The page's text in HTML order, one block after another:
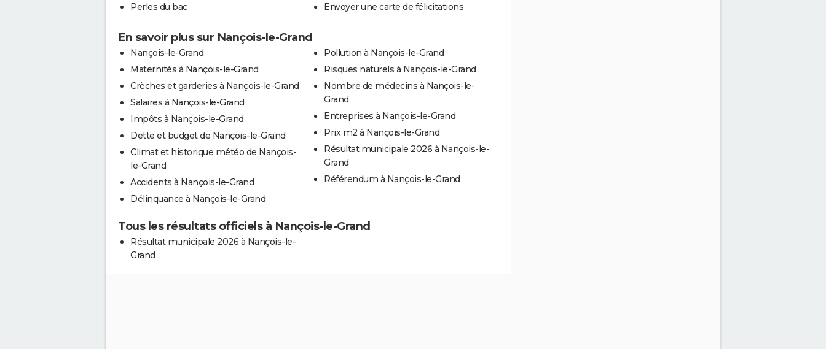
Perles du bac
Envoyer une carte de félicitations
En savoir plus sur Nançois-le-Grand
Nançois-le-Grand
Maternités à Nançois-le-Grand
Crèches et garderies à Nançois-le-Grand
Salaires à Nançois-le-Grand
Impôts à Nançois-le-Grand
Dette et budget de Nançois-le-Grand
Climat et historique météo de Nançois-
le-Grand
Accidents à Nançois-le-Grand
Délinquance à Nançois-le-Grand
Pollution à Nançois-le-Grand
Risques naturels à Nançois-le-Grand
Nombre de médecins à Nançois-le-
Grand
Entreprises à Nançois-le-Grand
Prix m2 à Nançois-le-Grand
Résultat municipale 2026 à Nançois-le-
Grand
Référendum à Nançois-le-Grand
Tous les résultats officiels à Nançois-le-Grand
Résultat municipale 2026 à Nançois-le-
Grand